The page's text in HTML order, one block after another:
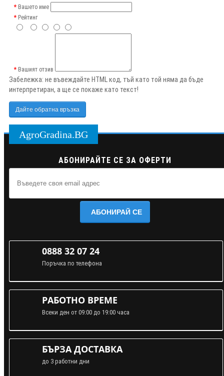
Вашето име
Рейтинг
Вашият отзив
Забележка: не въвеждайте HTML код, тъй като той няма да бъде
интерпретиран, а ще се покаже като текст!
Дайте обратна връзка
AgroGradina.BG
АБОНИРАЙТЕ СЕ ЗА ОФЕРТИ
АБОНИРАЙ СЕ
0888 32 07 24
Поръчка по телефона
РАБОТНО ВРЕМЕ
Всеки ден от 09:00 до 19:00 часа
БЪРЗА ДОСТАВКА
до 3 работни дни